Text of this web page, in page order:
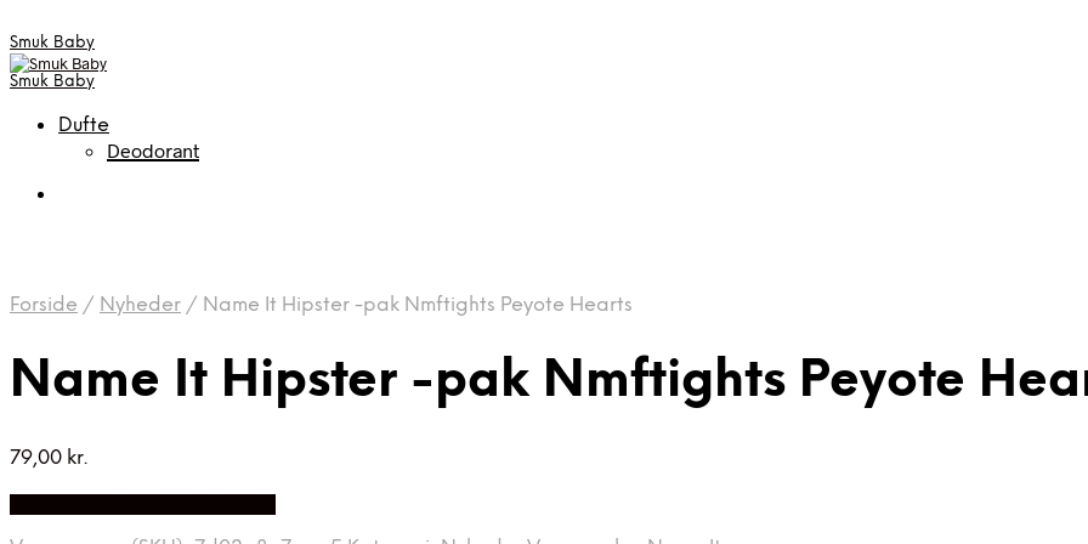
Smuk Baby
Smuk Baby
Dufte
Deodorant
Forside / Nyheder / Name It Hipster -pak Nmftights Peyote Hearts
Name It Hipster -pak Nmftights Peyote
79,00 kr.